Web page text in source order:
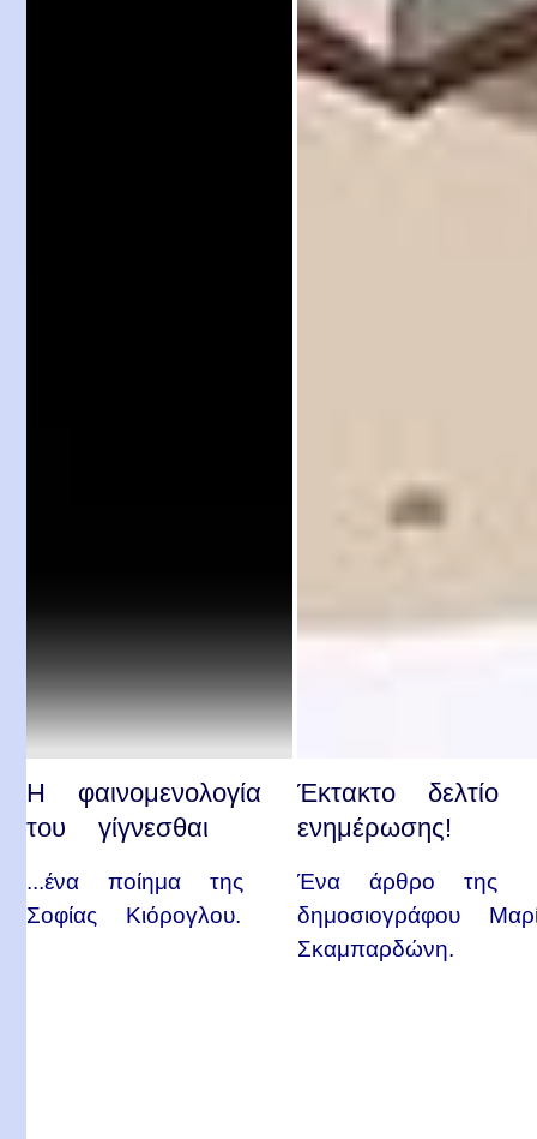
Η φαινομενολογία
του γίγνεσθαι
...ένα ποίημα της
Σοφίας Κιόρογλου.
Έκτακτο δελτίο
ενημέρωσης!
Ένα άρθρο της
δημοσιογράφου
Σκαμπαρδώνη.